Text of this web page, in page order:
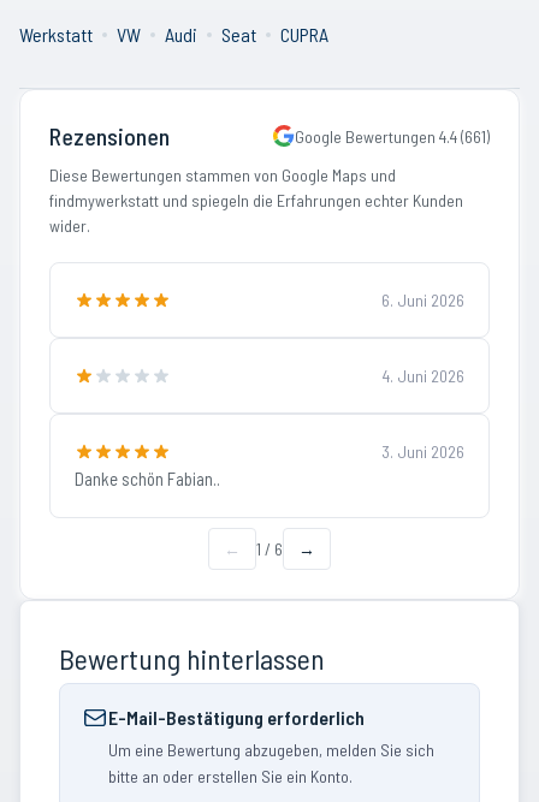
Werkstatt VW Audi Seat CUPRA
Rezensionen Google Bewertungen 4.4(661)
Diese Bewertungen stammen von Google Maps und
findmywerkstatt und spiegeln die Erfahrungen echter Kunden
wider.
6. Juni 2026
4. Juni 2026
3. Juni 2026
Danke schön Fabian..
← 1 / 6 →
Bewertung hinterlassen
E-Mail-Bestätigung erforderlich
Um eine Bewertung abzugeben, melden Sie sich
bitte an oder erstellen Sie ein Konto.